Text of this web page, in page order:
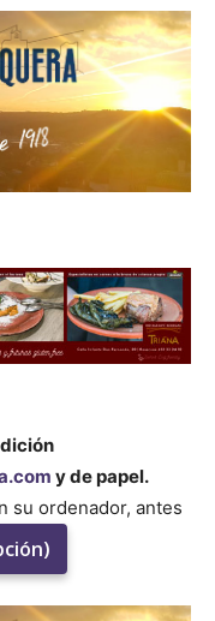
y de papel.
su ordenador, antes